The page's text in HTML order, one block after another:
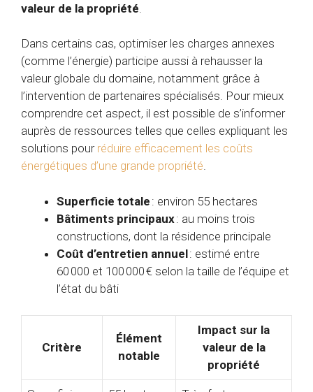
valeur de la propriété
Dans certains cas, optimiser les charges annexes
(comme l’énergie) participe aussi à rehausser la
valeur globale du domaine, notamment grâce à
l’intervention de partenaires spécialisés. Pour mieux
comprendre cet aspect, il est possible de s’informer
auprès de ressources telles que celles expliquant les
solutions pour réduire efficacement les coûts
énergétiques d’une grande propriété.
Superficie totale : environ 55 hectares
Bâtiments principaux: au moins trois
constructions, dont la résidence principale
Coût d’entretien annuel: estimé entre
60 000 et 100 000 € selon la taille de l’équipe et
l’état du bâti
Critère
Élément
notable
Impact sur la
valeur de la
propriété